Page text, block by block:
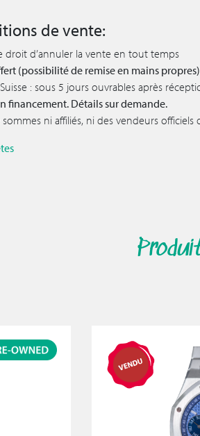
de vente:
droit d’annuler la vente en tout temps
(possibilité de remise en mains propres)
: sous 5 jours ouvrables après
financement. Détails sur demande.
ni affiliés, ni des vendeurs officiels